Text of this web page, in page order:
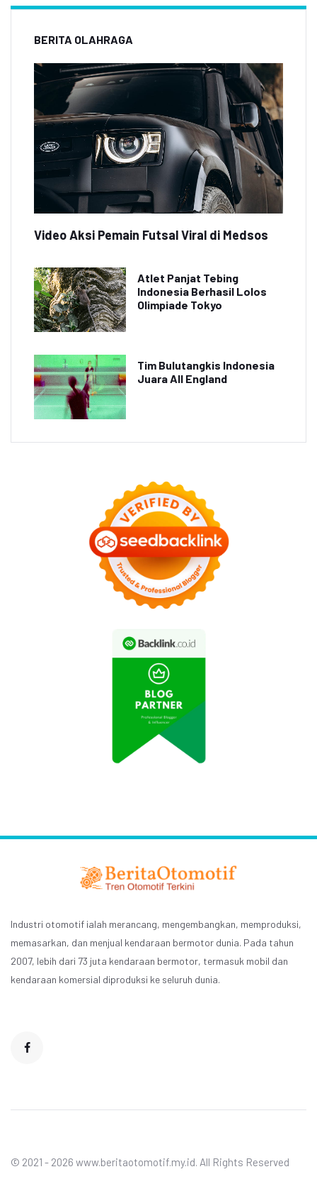
BERITA OLAHRAGA
Video Aksi Pemain Futsal Viral di Medsos
Atlet Panjat Tebing
Indonesia Berhasil Lolos
Olimpiade Tokyo
Tim Bulutangkis Indonesia
Juara All England
Industri otomotif ialah merancang, mengembangkan, memproduksi,
memasarkan, dan menjual kendaraan bermotor dunia. Pada tahun
2007, lebih dari 73 juta kendaraan bermotor, termasuk mobil dan
kendaraan komersial diproduksi ke seluruh dunia.
© 2021 - 2026 www.beritaotomotif.my.id. All Rights Reserved